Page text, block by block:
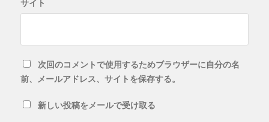
サイト
次回のコメントで使用するためブラウザーに自分の名
前、メールアドレス、サイトを保存する。
新しい投稿をメールで受け取る